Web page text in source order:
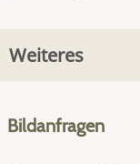
Weiteres
Bildanfragen